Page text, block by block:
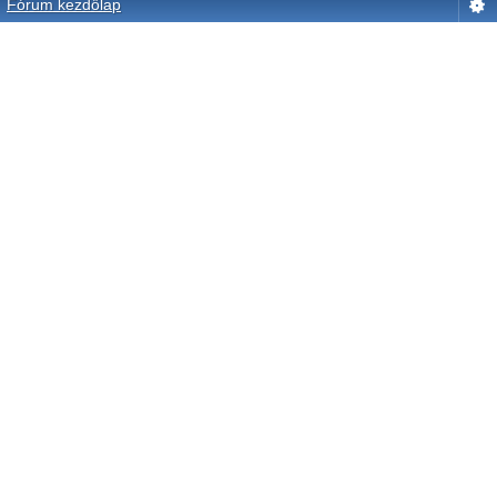
Fórum kezdőlap